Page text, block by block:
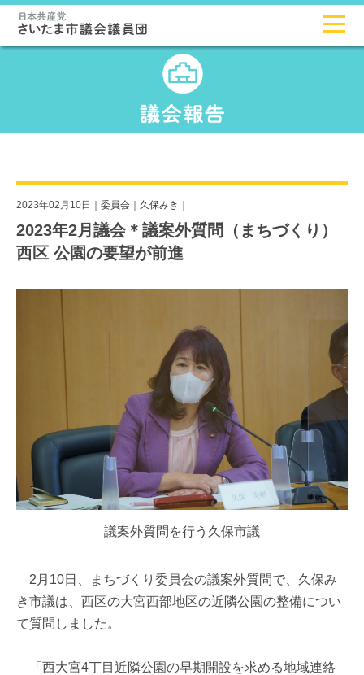
2023年02月10日｜ 委員会 久保みき
2023年2月議会＊議案外質問（まちづくり）
西区 公園の要望が前進
議案外質問を行う久保市議
2月10日、まちづくり委員会の議案外質問で、久保み
き市議は、西区の大宮西部地区の近隣公園の整備につい
て質問しました。
「西大宮4丁目近隣公園の早期開設を求める地域連絡